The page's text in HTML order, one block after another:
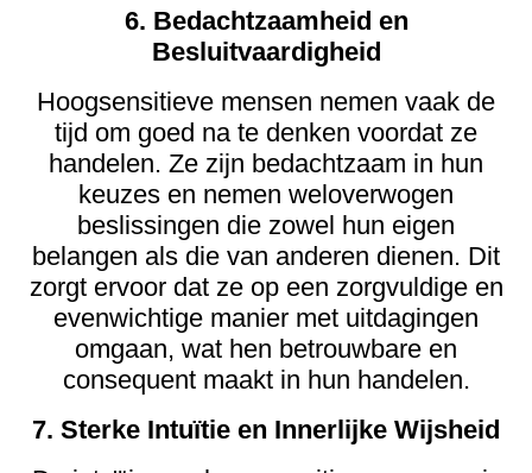
6. Bedachtzaamheid en
Besluitvaardigheid
Hoogsensitieve mensen nemen vaak de
tijd om goed na te denken voordat ze
handelen. Ze zijn bedachtzaam in hun
keuzes en nemen weloverwogen
beslissingen die zowel hun eigen
belangen als die van anderen dienen. Dit
zorgt ervoor dat ze op een zorgvuldige en
evenwichtige manier met uitdagingen
omgaan, wat hen betrouwbare en
consequent maakt in hun handelen.
7. Sterke Intuïtie en Innerlijke Wijsheid